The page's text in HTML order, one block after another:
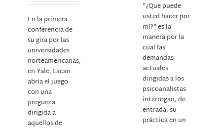
En la primera
conferencia de
su gira por las
universidades
norteamericanas,
en Yale, Lacan
abría el juego
con una
pregunta
dirigida a
aquellos de
"¿Que puede
usted hacer por
mí?" es la
manera por la
cual las
demandas
actuales
dirigidas a los
psicoanalistas
interrogan, de
entrada, su
práctica en un